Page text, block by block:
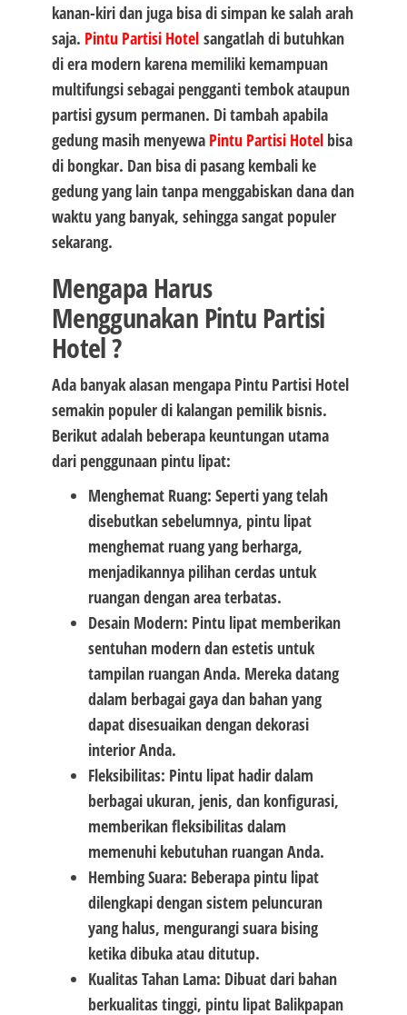
kanan-kiri dan juga bisa di simpan ke salah arah
saja. Pintu Partisi Hotelsangatlah di butuhkan
di era modern karena memiliki kemampuan
multifungsi sebagai pengganti tembok ataupun
partisi gysum permanen. Di tambah apabila
gedung masih menyewa Pintu Partisi Hotelbisa
di bongkar. Dan bisa di pasang kembali ke
gedung yang lain tanpa menggabiskan dana dan
waktu yang banyak, sehingga sangat populer
sekarang.
Mengapa Harus
Menggunakan Pintu Partisi
Hotel ?
Ada banyak alasan mengapa Pintu Partisi Hotel
semakin populer di kalangan pemilik bisnis.
Berikut adalah beberapa keuntungan utama
dari penggunaan pintu lipat:
Menghemat Ruang: Seperti yang telah
disebutkan sebelumnya, pintu lipat
menghemat ruang yang berharga,
menjadikannya pilihan cerdas untuk
ruangan dengan area terbatas.
Desain Modern: Pintu lipat memberikan
sentuhan modern dan estetis untuk
tampilan ruangan Anda. Mereka datang
dalam berbagai gaya dan bahan yang
dapat disesuaikan dengan dekorasi
interior Anda.
Fleksibilitas: Pintu lipat hadir dalam
berbagai ukuran, jenis, dan konfigurasi,
memberikan fleksibilitas dalam
memenuhi kebutuhan ruangan Anda.
Hembing Suara: Beberapa pintu lipat
dilengkapi dengan sistem peluncuran
yang halus, mengurangi suara bising
ketika dibuka atau ditutup.
Kualitas Tahan Lama: Dibuat dari bahan
berkualitas tinggi, pintu lipat Balikpapan